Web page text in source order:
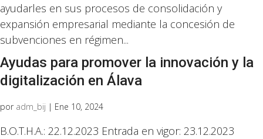
ayudarles en sus procesos de consolidación y
expansión empresarial mediante la concesión de
subvenciones en régimen...
Ayudas para promover la innovación y la
digitalización en Álava
por adm_bij | Ene 10, 2024
B.O.T.H.A.: 22.12.2023 Entrada en vigor: 23.12.2023